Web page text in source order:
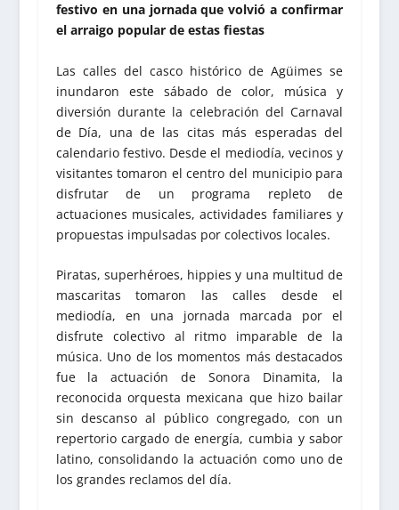
festivo en una jornada que volvió a confirmar
el arraigo popular de estas fiestas
Las calles del casco histórico de Agüimes se
inundaron este sábado de color, música y
diversión durante la celebración del Carnaval
de Día, una de las citas más esperadas del
calendario festivo. Desde el mediodía, vecinos y
visitantes tomaron el centro del municipio para
disfrutar de un programa repleto de
actuaciones musicales, actividades familiares y
propuestas impulsadas por colectivos locales.
Piratas, superhéroes, hippies y una multitud de
mascaritas tomaron las calles desde el
mediodía, en una jornada marcada por el
disfrute colectivo al ritmo imparable de la
música. Uno de los momentos más destacados
fue la actuación de Sonora Dinamita, la
reconocida orquesta mexicana que hizo bailar
sin descanso al público congregado, con un
repertorio cargado de energía, cumbia y sabor
latino, consolidando la actuación como uno de
los grandes reclamos del día.